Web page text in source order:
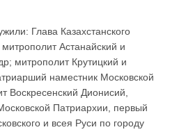
Глава Казахстанского
Астанайский и
митрополит Крутицкий и
наместник Московской
Воскресенский Дионисий,
Патриархии, первый
и всея Руси по городу